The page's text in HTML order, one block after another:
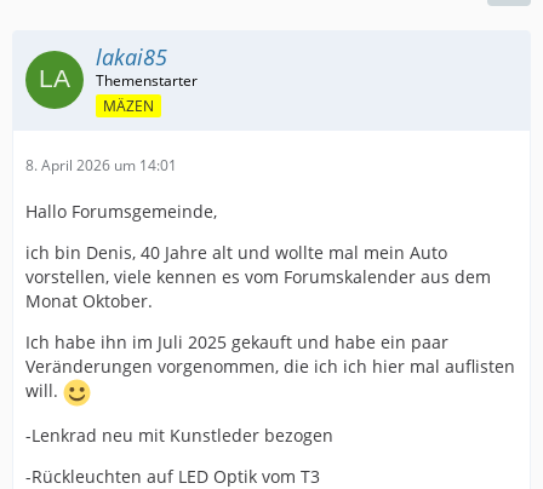
lakai85
MÄZEN
8. April 2026 um 14:01
Hallo Forumsgemeinde,
ich bin Denis, 40 Jahre alt und wollte mal mein Auto
vorstellen, viele kennen es vom Forumskalender aus dem
Monat Oktober.
Ich habe ihn im Juli 2025 gekauft und habe ein paar
Veränderungen vorgenommen, die ich ich hier mal auflisten
will.
-Lenkrad neu mit Kunstleder bezogen
-Rückleuchten auf LED Optik vom T3